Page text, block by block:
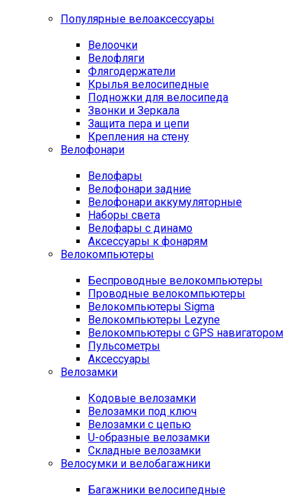
Популярные велоаксессуары
Велоочки
Велофляги
Флягодержатели
Крылья велосипедные
Подножки для велосипеда
Звонки и Зеркала
Защита пера и цепи
Крепления на стену
Велофонари
Велофары
Велофонари задние
Велофонари аккумуляторные
Наборы света
Велофары с динамо
Аксессуары к фонарям
Велокомпьютеры
Беспроводные велокомпьютеры
Проводные велокомпьютеры
Велокомпьютеры Sigma
Велокомпьютеры Lezyne
Велокомпьютеры с GPS навигатором
Пульсометры
Аксессуары
Велозамки
Кодовые велозамки
Велозамки под ключ
Велозамки с цепью
U-образные велозамки
Складные велозамки
Велосумки и велобагажники
Багажники велосипедные